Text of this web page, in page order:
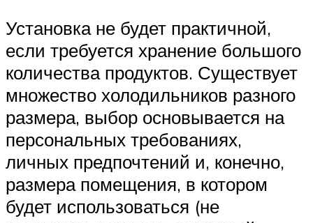
Установка не будет практичной,
если требуется хранение большого
количества продуктов. Существует
множество холодильников разного
размера, выбор основывается на
персональных требованиях,
личных предпочтений и, конечно,
размера помещения, в котором
будет использоваться (не